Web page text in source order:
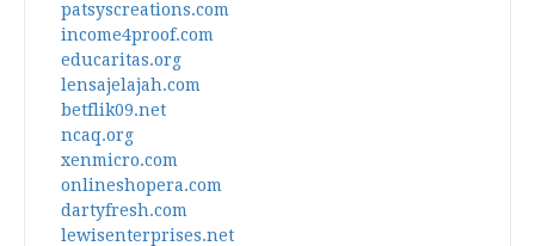
patsyscreations.com
income4proof.com
educaritas.org
lensajelajah.com
betflik09.net
ncaq.org
xenmicro.com
onlineshopera.com
dartyfresh.com
lewisenterprises.net